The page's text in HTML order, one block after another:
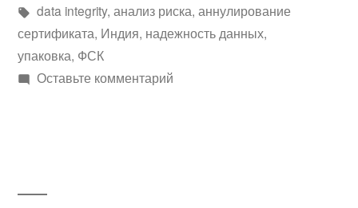
в
Метки:
data integrity, анализ риска, аннулирование
сертификата, Индия, надежность данных,
упаковка, ФСК
Оставьте комментарийк